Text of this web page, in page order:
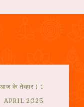
के तेव्हार ) 1
APRIL 2025